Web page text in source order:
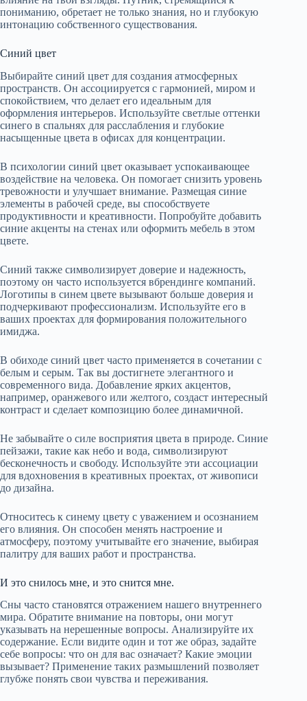
пониманию, обретает не только знания, но и глубокую
интонацию собственного существования.
Синий цвет
Выбирайте синий цвет для создания атмосферных
пространств. Он ассоциируется с гармонией, миром и
спокойствием, что делает его идеальным для
оформления интерьеров. Используйте светлые оттенки
синего в спальнях для расслабления и глубокие
насыщенные цвета в офисах для концентрации.
В психологии синий цвет оказывает успокаивающее
воздействие на человека. Он помогает снизить уровень
тревожности и улучшает внимание. Размещая синие
элементы в рабочей среде, вы способствуете
продуктивности и креативности. Попробуйте добавить
синие акценты на стенах или оформить мебель в этом
цвете.
Синий также символизирует доверие и надежность,
поэтому он часто используется вбрендинге компаний.
Логотипы в синем цвете вызывают больше доверия и
подчеркивают профессионализм. Используйте его в
ваших проектах для формирования положительного
имиджа.
В обиходе синий цвет часто применяется в сочетании с
белым и серым. Так вы достигнете элегантного и
современного вида. Добавление ярких акцентов,
например, оранжевого или желтого, создаст интересный
контраст и сделает композицию более динамичной.
Не забывайте о силе восприятия цвета в природе. Синие
пейзажи, такие как небо и вода, символизируют
бесконечность и свободу. Используйте эти ассоциации
для вдохновения в креативных проектах, от живописи
до дизайна.
Относитесь к синему цвету с уважением и осознанием
его влияния. Он способен менять настроение и
атмосферу, поэтому учитывайте его значение, выбирая
палитру для ваших работ и пространства.
И это снилось мне, и это снится мне.
Сны часто становятся отражением нашего внутреннего
мира. Обратите внимание на повторы, они могут
указывать на нерешенные вопросы. Анализируйте их
содержание. Если видите один и тот же образ, задайте
себе вопросы: что он для вас означает? Какие эмоции
вызывает? Применение таких размышлений позволяет
глубже понять свои чувства и переживания.